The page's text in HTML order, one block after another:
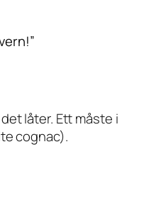
låter. Ett måste i
cognac).